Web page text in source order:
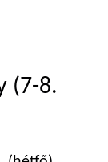
(7-8.